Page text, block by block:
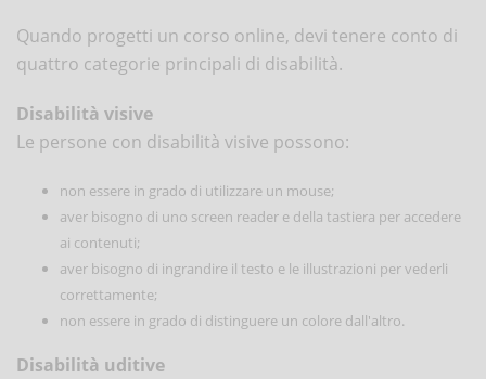
Quando progetti un corso online, devi tenere conto di
quattro categorie principali di disabilità.
Disabilità visive
Le persone con disabilità visive possono:
non essere in grado di utilizzare un mouse;
aver bisogno di uno screen reader e della tastiera per accedere
ai contenuti;
aver bisogno di ingrandire il testo e le illustrazioni per vederli
correttamente;
non essere in grado di distinguere un colore dall'altro.
Disabilità uditive